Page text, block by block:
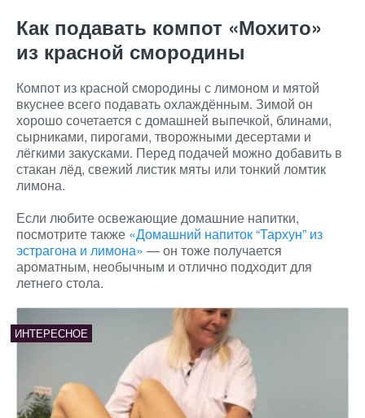
Как подавать компот «Мохито»
из красной смородины
Компот из красной смородины с лимоном и мятой
вкуснее всего подавать охлаждённым. Зимой он
хорошо сочетается с домашней выпечкой, блинами,
сырниками, пирогами, творожными десертами и
лёгкими закусками. Перед подачей можно добавить в
стакан лёд, свежий листик мяты или тонкий ломтик
лимона.
Если любите освежающие домашние напитки,
посмотрите также «Домашний напиток “Тархун” из
эстрагона и лимона» — он тоже получается
ароматным, необычным и отлично подходит для
летнего стола.